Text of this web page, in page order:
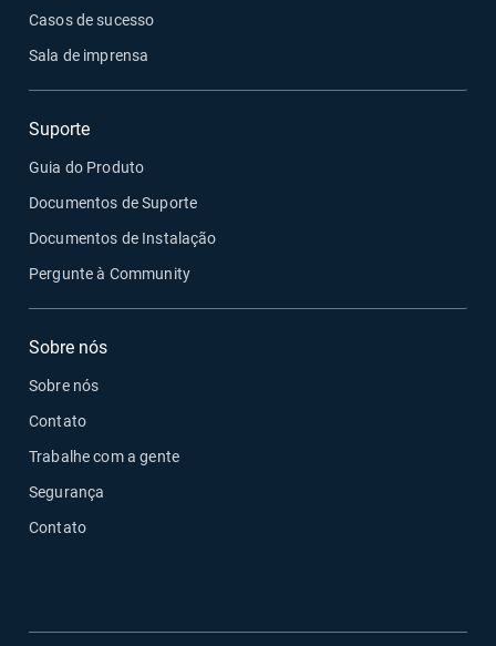
Casos de sucesso
Sala de imprensa
Suporte
Guia do Produto
Documentos de Suporte
Documentos de Instalação
Pergunte à Community
Sobre nós
Sobre nós
Contato
Trabalhe com a gente
Segurança
Contato